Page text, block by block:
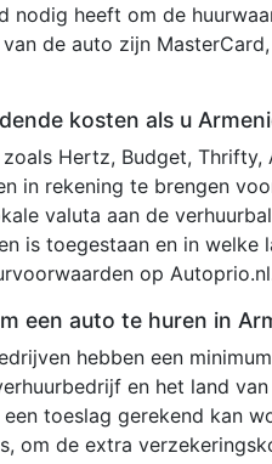
nodig heeft om de
de auto zijn
kosten als u
Hertz, Budget, Thrifty,
in rekening te brengen
valuta aan de
is toegestaan en in welke
op
een auto te huren in
hebben een
en het land
toeslag gerekend kan
om de extra